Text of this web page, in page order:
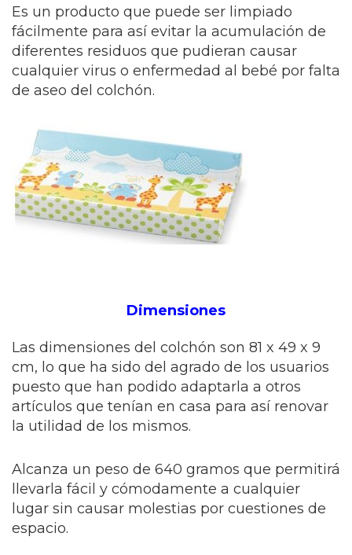
Es un producto que puede ser limpiado
fácilmente para así evitar la acumulación de
diferentes residuos que pudieran causar
cualquier virus o enfermedad al bebé por falta
de aseo del colchón.
Dimensiones
Las dimensiones del colchón son 81 x 49 x 9
cm, lo que ha sido del agrado de los usuarios
puesto que han podido adaptarla a otros
artículos que tenían en casa para así renovar
la utilidad de los mismos.
Alcanza un peso de 640 gramos que permitirá
llevarla fácil y cómodamente a cualquier
lugar sin causar molestias por cuestiones de
espacio.